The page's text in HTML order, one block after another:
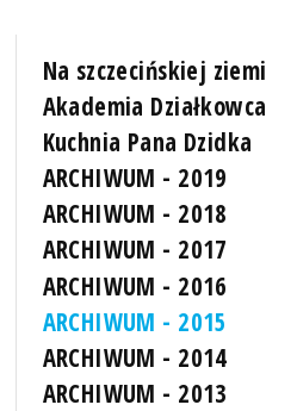
Na szczecińskiej ziemi
Akademia Działkowca
Kuchnia Pana Dzidka
ARCHIWUM - 2019
ARCHIWUM - 2018
ARCHIWUM - 2017
ARCHIWUM - 2016
ARCHIWUM - 2015
ARCHIWUM - 2014
ARCHIWUM - 2013